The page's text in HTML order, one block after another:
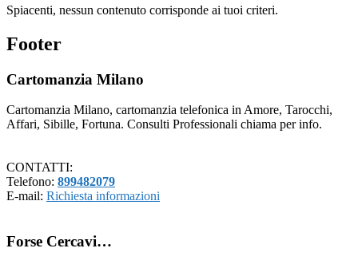
Spiacenti, nessun contenuto corrisponde ai tuoi criteri.
Footer
Cartomanzia Milano
Cartomanzia Milano, cartomanzia telefonica in Amore, Tarocchi,
Affari, Sibille, Fortuna. Consulti Professionali chiama per info.
CONTATTI:
Telefono: 899482079
E-mail: Richiesta informazioni
Forse Cercavi…